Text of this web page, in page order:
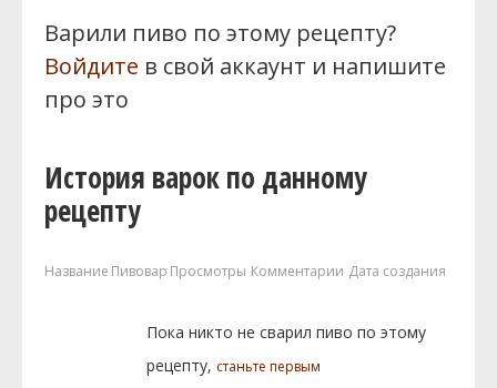
Варили пиво по этому рецепту?
Войдите в свой аккаунт и напишите
про это
История варок по данному
рецепту
Название Пивовар Просмотры Комментарии Дата создания
Пока никто не сварил пиво по этому
рецепту, станьте первым